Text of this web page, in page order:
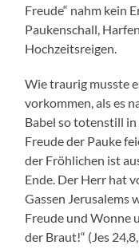
Freude“ nahm kein
Paukenschall,
Hochzeitsreigen.
Wie traurig musste
vorkommen, als es
Babel so totenstill in
Freude der Pauke
der Fröhlichen ist
Ende. Der Herr hat
Gassen Jerusalems
Freude und Wonne
der Braut!“ (Jes